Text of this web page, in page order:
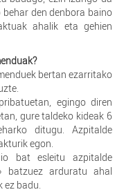
den denbora baino
ahalik eta gehien
bertan ezarritako
egingo diren
gure taldeko kideak 6
ditugu. Azpitalde
egon.
bat esleitu azpitalde
batzuez arduratu ahal
ez badu.